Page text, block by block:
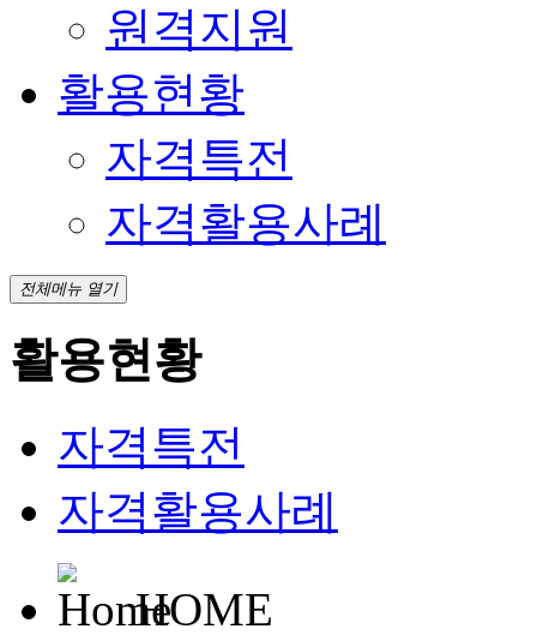
원격지원
활용현황
자격특전
자격활용사례
전체메뉴 열기
활용현황
자격특전
자격활용사례
HOME